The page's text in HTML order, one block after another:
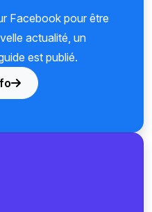
Facebook pour être
actualité, un
est publié.